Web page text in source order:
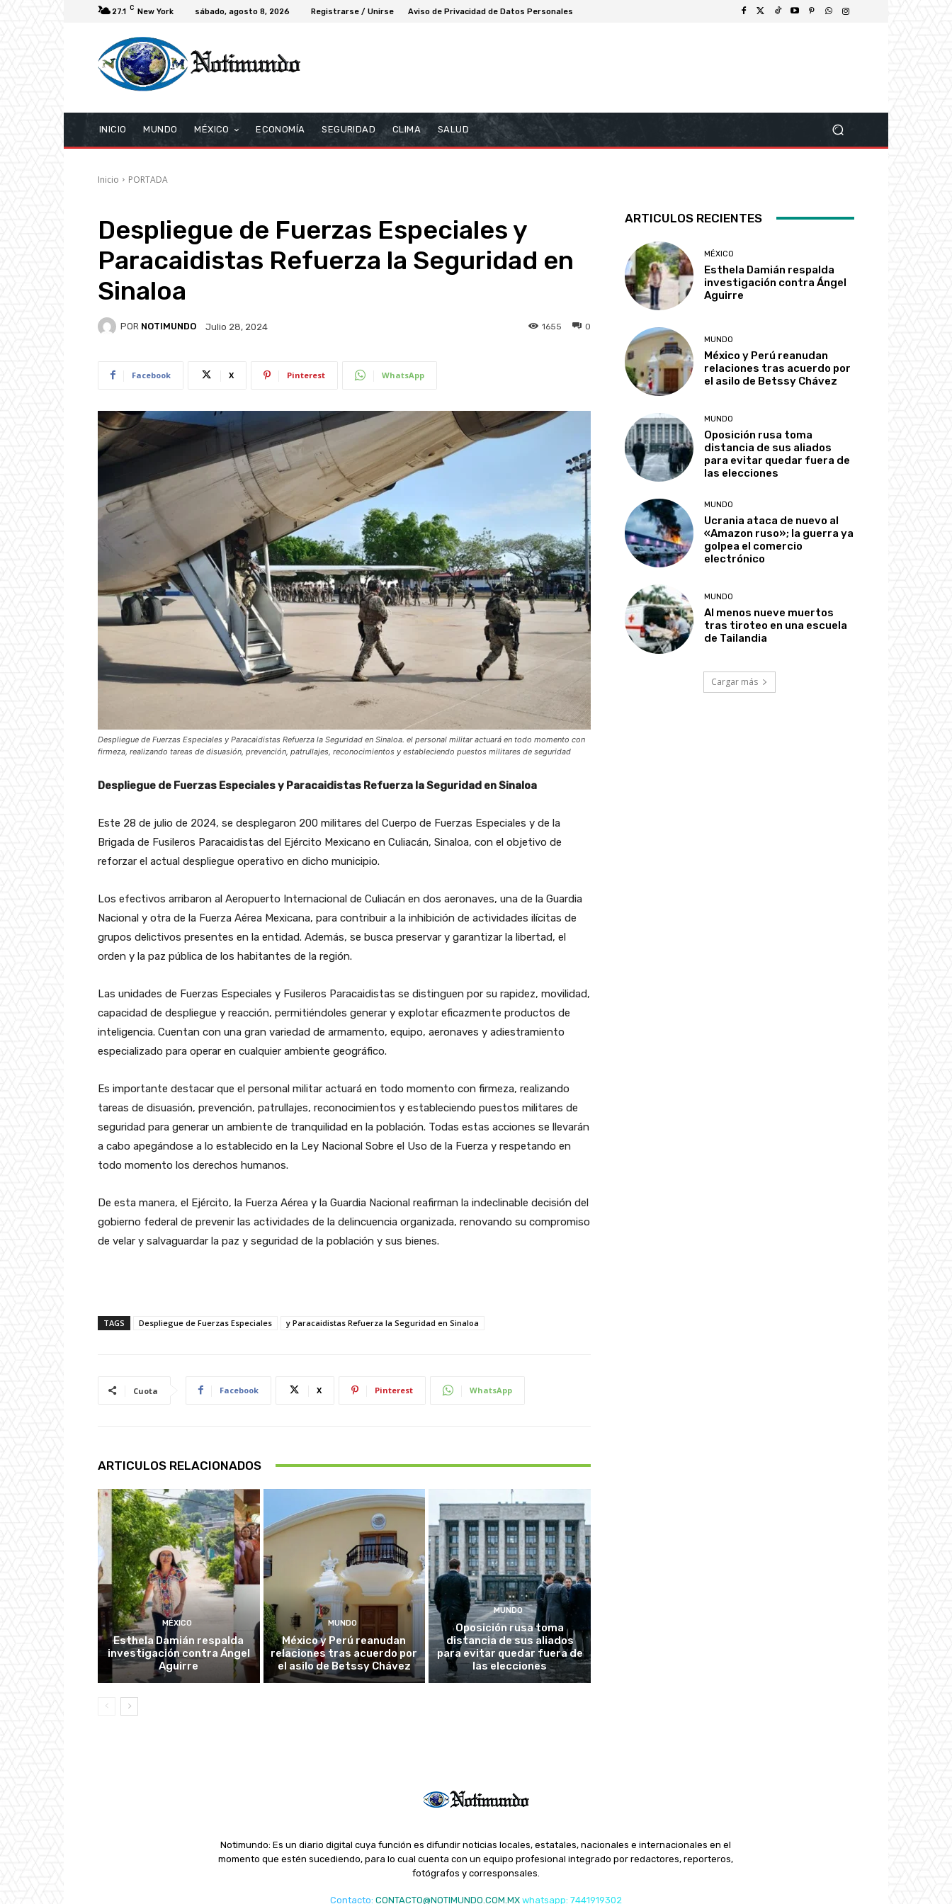
27.1 C New York sábado, agosto 8, 2026 Registrarse / Unirse Aviso de Privacidad de Datos Personales
INICIO MUNDO MÉXICO ECONOMÍA SEGURIDAD CLIMA SALUD
Inicio PORTADA
Despliegue de Fuerzas Especiales y
Paracaidistas Refuerza la Seguridad en
Sinaloa
POR NOTIMUNDO Julio 28, 2024 0
1655
Facebook X Pinterest WhatsApp
Despliegue de Fuerzas Especiales y Paracaidistas Refuerza la Seguridad en Sinaloa. el personal militar actuará en todo momento con
firmeza, realizando tareas de disuasión, prevención, patrullajes, reconocimientos y estableciendo puestos militares de seguridad
Despliegue de Fuerzas Especiales y Paracaidistas Refuerza la Seguridad en Sinaloa
Este 28 de julio de 2024, se desplegaron 200 militares del Cuerpo de Fuerzas Especiales y de la
Brigada de Fusileros Paracaidistas del Ejército Mexicano en Culiacán, Sinaloa, con el objetivo de
reforzar el actual despliegue operativo en dicho municipio.
Los efectivos arribaron al Aeropuerto Internacional de Culiacán en dos aeronaves, una de la Guardia
Nacional y otra de la Fuerza Aérea Mexicana, para contribuir a la inhibición de actividades ilícitas de
grupos delictivos presentes en la entidad. Además, se busca preservar y garantizar la libertad, el
orden y la paz pública de los habitantes de la región.
Las unidades de Fuerzas Especiales y Fusileros Paracaidistas se distinguen por su rapidez, movilidad,
capacidad de despliegue y reacción, permitiéndoles generar y explotar eficazmente productos de
inteligencia. Cuentan con una gran variedad de armamento, equipo, aeronaves y adiestramiento
especializado para operar en cualquier ambiente geográfico.
Es importante destacar que el personal militar actuará en todo momento con firmeza, realizando
tareas de disuasión, prevención, patrullajes, reconocimientos y estableciendo puestos militares de
seguridad para generar un ambiente de tranquilidad en la población. Todas estas acciones se llevarán
a cabo apegándose a lo establecido en la Ley Nacional Sobre el Uso de la Fuerza y respetando en
todo momento los derechos humanos.
De esta manera, el Ejército, la Fuerza Aérea y la Guardia Nacional reafirman la indeclinable decisión del
gobierno federal de prevenir las actividades de la delincuencia organizada, renovando su compromiso
de velar y salvaguardar la paz y seguridad de la población y sus bienes.
TAGS Despliegue de Fuerzas Especiales y Paracaidistas Refuerza la Seguridad en Sinaloa
Cuota Facebook X Pinterest WhatsApp
ARTICULOS RELACIONADOS
MÉXICO
Esthela Damián respalda
investigación contra Ángel
Aguirre
MUNDO
México y Perú reanudan
relaciones tras acuerdo por
el asilo de Betssy Chávez
MUNDO
Oposición rusa toma
distancia de sus aliados
para evitar quedar fuera de
las elecciones
ARTICULOS RECIENTES
MÉXICO
Esthela Damián respalda
investigación contra Ángel
Aguirre
MUNDO
México y Perú reanudan
relaciones tras acuerdo por
el asilo de Betssy Chávez
MUNDO
Oposición rusa toma
distancia de sus aliados
para evitar quedar fuera de
las elecciones
MUNDO
Ucrania ataca de nuevo al
«Amazon ruso»; la guerra ya
golpea el comercio
electrónico
MUNDO
Al menos nueve muertos
tras tiroteo en una escuela
de Tailandia
Cargar más
Notimundo: Es un diario digital cuya función es difundir noticias locales, estatales, nacionales e internacionales en el
momento que estén sucediendo, para lo cual cuenta con un equipo profesional integrado por redactores, reporteros,
fotógrafos y corresponsales.
Contacto: CONTACTO@NOTIMUNDO.COM.MX whatsapp: 7441919302